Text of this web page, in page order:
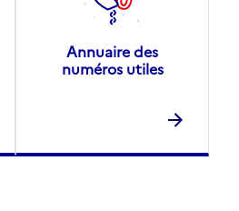
Annuaire des
numéros utiles